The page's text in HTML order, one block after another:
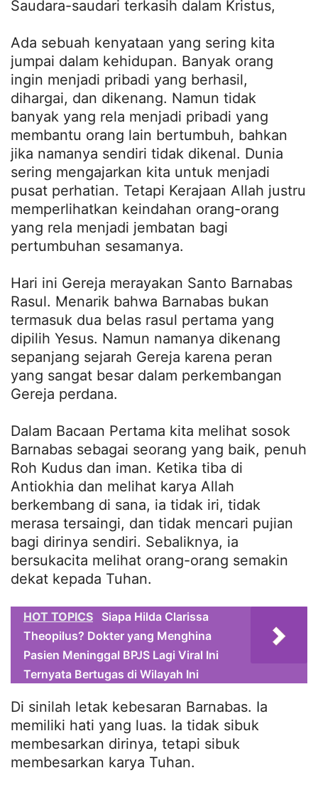
Saudara-saudari terkasih dalam Kristus,
Ada sebuah kenyataan yang sering kita
jumpai dalam kehidupan. Banyak orang
ingin menjadi pribadi yang berhasil,
dihargai, dan dikenang. Namun tidak
banyak yang rela menjadi pribadi yang
membantu orang lain bertumbuh, bahkan
jika namanya sendiri tidak dikenal. Dunia
sering mengajarkan kita untuk menjadi
pusat perhatian. Tetapi Kerajaan Allah justru
memperlihatkan keindahan orang-orang
yang rela menjadi jembatan bagi
pertumbuhan sesamanya.
Hari ini Gereja merayakan Santo Barnabas
Rasul. Menarik bahwa Barnabas bukan
termasuk dua belas rasul pertama yang
dipilih Yesus. Namun namanya dikenang
sepanjang sejarah Gereja karena peran
yang sangat besar dalam perkembangan
Gereja perdana.
Dalam Bacaan Pertama kita melihat sosok
Barnabas sebagai seorang yang baik, penuh
Roh Kudus dan iman. Ketika tiba di
Antiokhia dan melihat karya Allah
berkembang di sana, ia tidak iri, tidak
merasa tersaingi, dan tidak mencari pujian
bagi dirinya sendiri. Sebaliknya, ia
bersukacita melihat orang-orang semakin
dekat kepada Tuhan.
HOT TOPICS
Siapa Hilda Clarissa
Theopilus? Dokter yang Menghina
Pasien Meninggal BPJS Lagi Viral Ini
Ternyata Bertugas di Wilayah Ini
Di sinilah letak kebesaran Barnabas. Ia
memiliki hati yang luas. Ia tidak sibuk
membesarkan dirinya, tetapi sibuk
membesarkan karya Tuhan.